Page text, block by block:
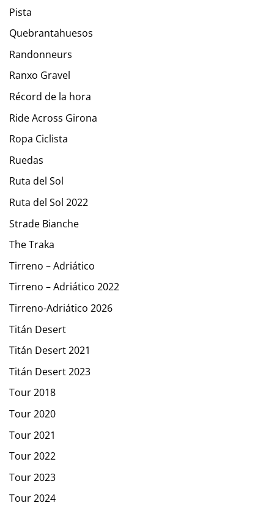
Pista
Quebrantahuesos
Randonneurs
Ranxo Gravel
Récord de la hora
Ride Across Girona
Ropa Ciclista
Ruedas
Ruta del Sol
Ruta del Sol 2022
Strade Bianche
The Traka
Tirreno – Adriático
Tirreno – Adriático 2022
Tirreno-Adriático 2026
Titán Desert
Titán Desert 2021
Titán Desert 2023
Tour 2018
Tour 2020
Tour 2021
Tour 2022
Tour 2023
Tour 2024